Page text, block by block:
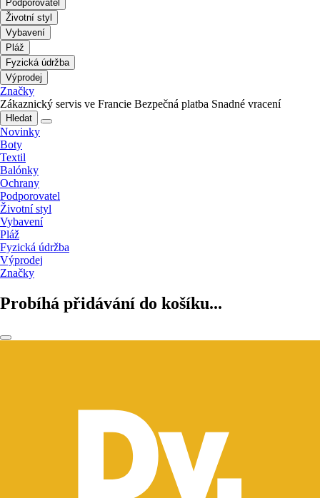
Podporovatel
Životní styl
Vybavení
Pláž
Fyzická údržba
Výprodej
Značky
Zákaznický servis ve Francie Bezpečná platba Snadné vracení
Hledat
Novinky
Boty
Textil
Balónky
Ochrany
Podporovatel
Životní styl
Vybavení
Pláž
Fyzická údržba
Výprodej
Značky
Probíhá přidávání do košíku...